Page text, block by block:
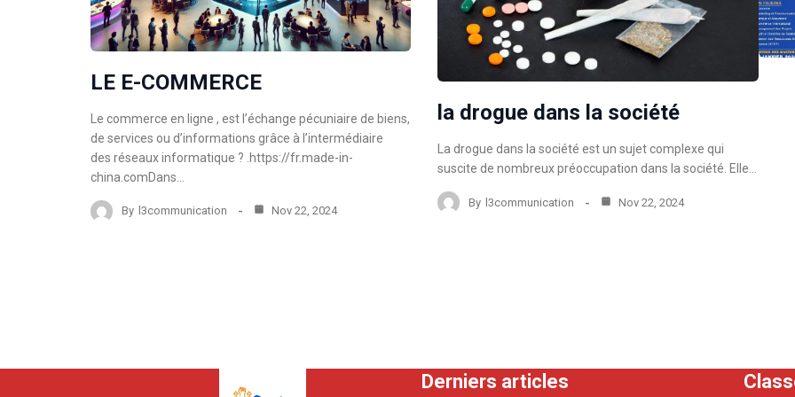
LE E-COMMERCE
Le commerce en ligne , est l’échange pécuniaire de biens,
de services ou d’informations grâce à l’intermédiaire
des réseaux informatique ? .https://fr.made-in-
china.comDans…
By l3communication Nov 22, 2024
la drogue dans la société
La drogue dans la société est un sujet complexe qui
suscite de nombreux préoccupation dans la société. Elle…
By l3communication Nov 22, 2024
Derniers articles